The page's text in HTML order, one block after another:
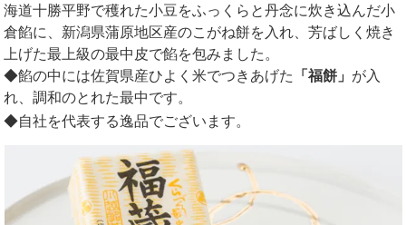
海道十勝平野で穫れた小豆をふっくらと丹念に炊き込んだ小
倉餡に、新潟県蒲原地区産のこがね餅を入れ、芳ばしく焼き
上げた最上級の最中皮で餡を包みました。
◆餡の中には佐賀県産ひよく米でつきあげた
「福餅」 が入
れ、調和のとれた最中です。
◆自社を代表する逸品でございます。